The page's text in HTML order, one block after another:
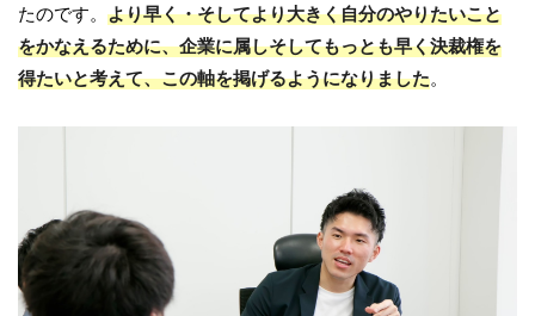
たのです。 より早く・そしてより大きく自分のやりたいこと
をかなえるために、企業に属しそしてもっとも早く決裁権を
得たいと考えて、この軸を掲げるようになりました。